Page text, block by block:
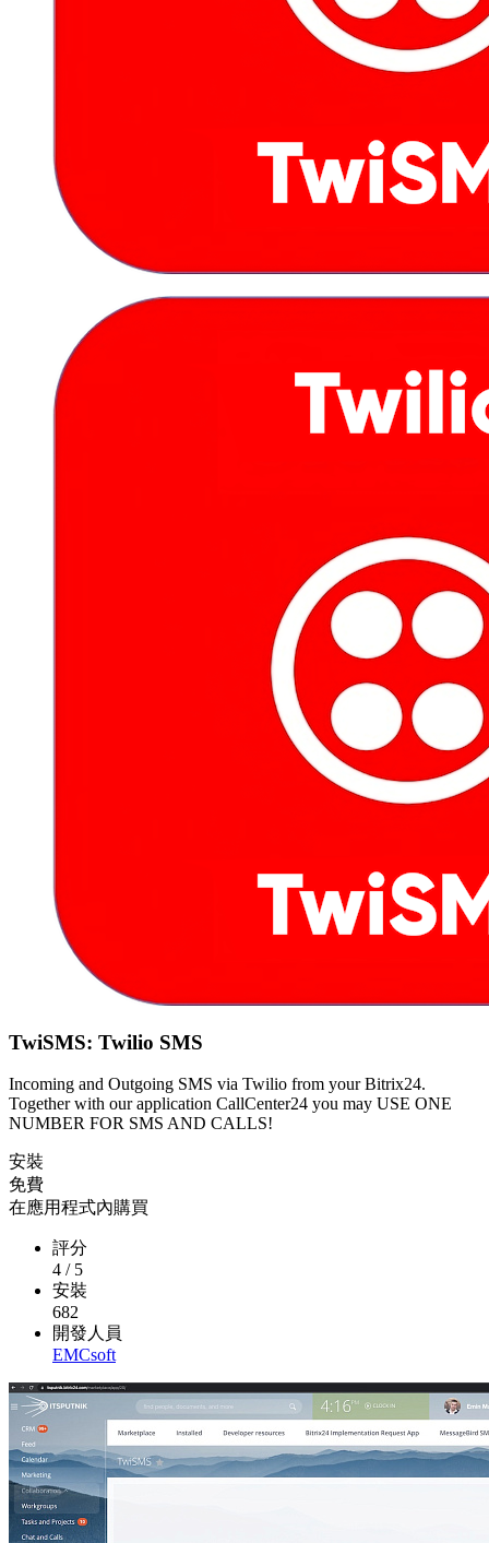
TwiSMS: Twilio SMS
Incoming and Outgoing SMS via Twilio from your Bitrix24.
Together with our application CallCenter24 you may USE ONE
NUMBER FOR SMS AND CALLS!
安裝
免費
在應用程式內購買
評分
4 / 5
安裝
682
開發人員
EMCsoft